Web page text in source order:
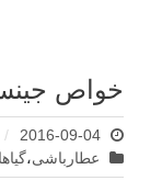
خواص
2016-09-04
عطارباشی،